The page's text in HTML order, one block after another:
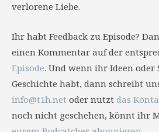
verlorene Liebe.
Ihr habt Feedback zu Episode?
einen Kommentar auf der
Episode. Und wenn ihr Ideen
Geschichte habt, dann schreibt
info@t1h.net oder nutzt das
noch nicht geschehen, könnt ihr